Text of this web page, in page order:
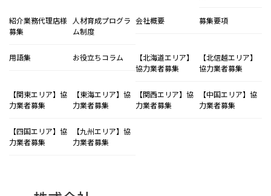
紹介業務代理店様
募集
人材育成プログラ
ム制度
会社概要 募集要項
用語集 お役立ちコラム
【北海道エリア】
協力業者募集
【北信越エリア】
協力業者募集
【関東エリア】協
力業者募集
【東海エリア】協
力業者募集
【関西エリア】協
力業者募集
【中国エリア】協
力業者募集
【四国エリア】協
力業者募集
【九州エリア】協
力業者募集